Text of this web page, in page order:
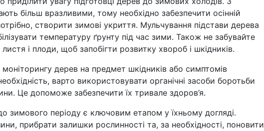
більш вразливими, тому необхідно забезпечити осінній
створити зимові укриття. Мульчування підстави дерева
температуру ґрунту під час зими. Також не забувайте
і плоди, щоб запобігти розвитку хвороб і шкідників.
дерев на предмет шкідників або симптомів
варто використовувати органічні засоби боротьби
Це допоможе забезпечити їх тривале здоров’я.
зимового періоду є ключовим етапом у їхньому догляді.
прибрати залишки рослинності та, за необхідності, поновити